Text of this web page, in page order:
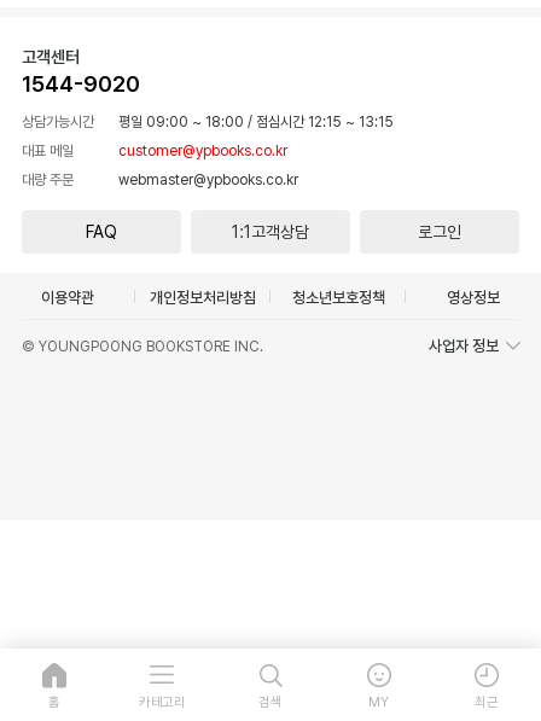
고객센터
1544-9020
상담가능시간 평일 09:00 ~ 18:00 / 점심시간 12:15 ~ 13:15
대표 메일
customer@ypbooks.co.kr
대량 주문
webmaster@ypbooks.co.kr
FAQ 1:1고객상담 로그인
이용약관 개인정보처리방침 청소년보호정책 영상정보
© YOUNGPOONG BOOKSTORE INC. 사업자 정보
홈 카테고리 검색 MY 최근